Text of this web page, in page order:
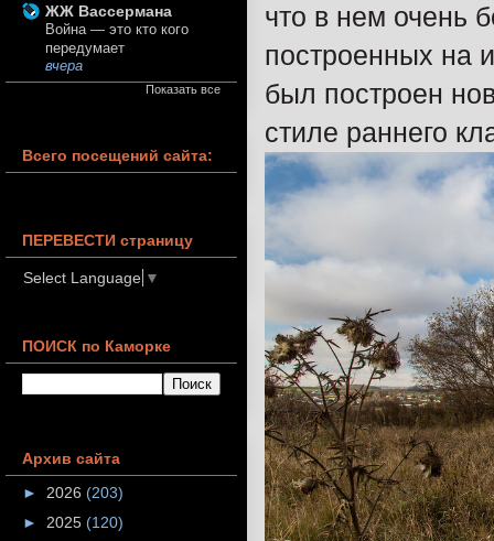
что в нем очень
построенных на
был построен
стиле раннего
ЖЖ Вассермана
Война — это кто кого
передумает
вчера
Показать все
Всего посещений сайта:
ПЕРЕВЕСТИ страницу
Select Language ▼
ПОИСК по Каморке
Архив сайта
► 2026 (203)
► 2025 (120)